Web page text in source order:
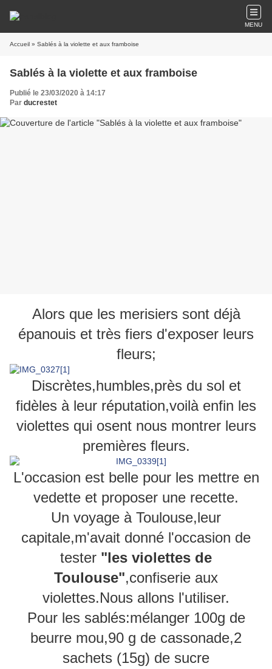
MENU
Accueil » Sablés à la violette et aux framboise
Sablés à la violette et aux framboise
Publié le 23/03/2020 à 14:17
Par ducrestet
Alors que les merisiers sont déjà
épanouis et très fiers d'exposer leurs
fleurs;
Discrètes,humbles,près du sol et
fidèles à leur réputation,voilà enfin les
violettes qui osent nous montrer leurs
premières fleurs.
L'occasion est belle pour les mettre en
vedette et proposer une recette.
Un voyage à Toulouse,leur
capitale,m'avait donné l'occasion de
tester "les violettes de
Toulouse",confiserie aux
violettes.Nous allons l'utiliser.
Pour les sablés:mélanger 100g de
beurre mou,90 g de cassonade,2
sachets (15g) de sucre